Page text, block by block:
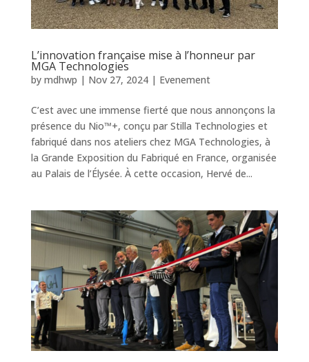
L’innovation française mise à l’honneur par
MGA Technologies
by mdhwp | Nov 27, 2024| Evenement
C’est avec une immense fierté que nous annonçons la
présence du Nio™️+, conçu par Stilla Technologies et
fabriqué dans nos ateliers chez MGA Technologies, à
la Grande Exposition du Fabriqué en France, organisée
au Palais de l’Élysée. À cette occasion, Hervé de...